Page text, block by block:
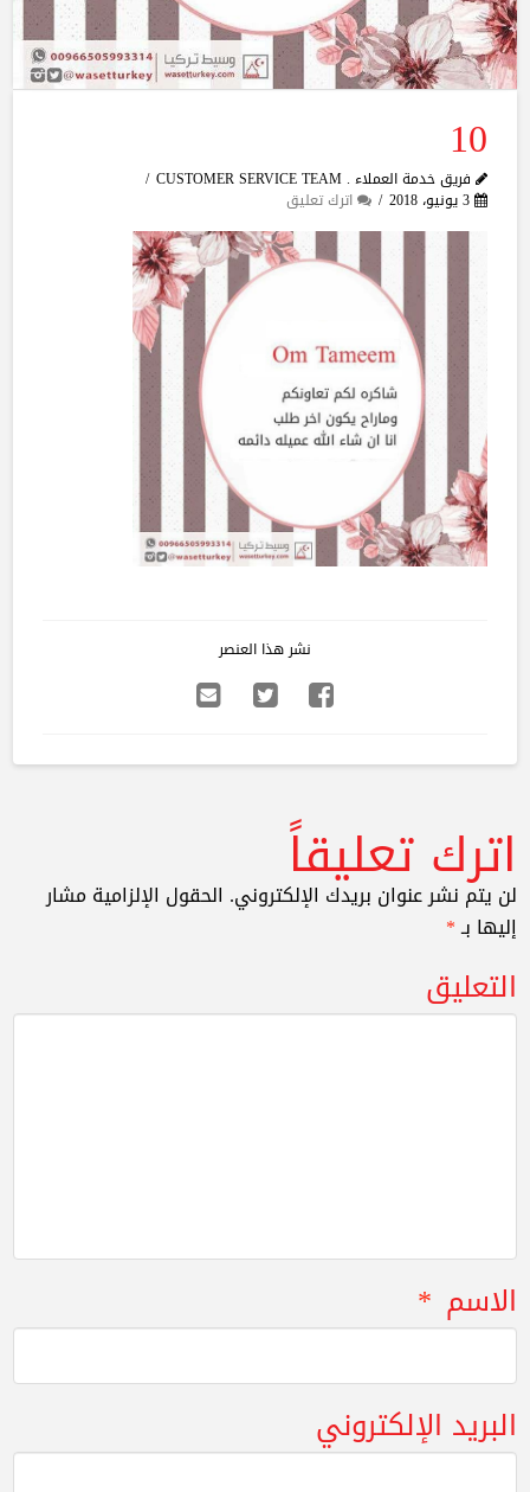
10
فريق خدمة العملاء . CUSTOMER SERVICE TEAM
3 يونيو، 2018
اترك تعليق
نشر هذا العنصر
اترك تعليقاً
لن يتم نشر عنوان بريدك الإلكتروني. الحقول الإلزامية مشار
إليها بـ*
التعليق
الاسم *
البريد الإلكتروني